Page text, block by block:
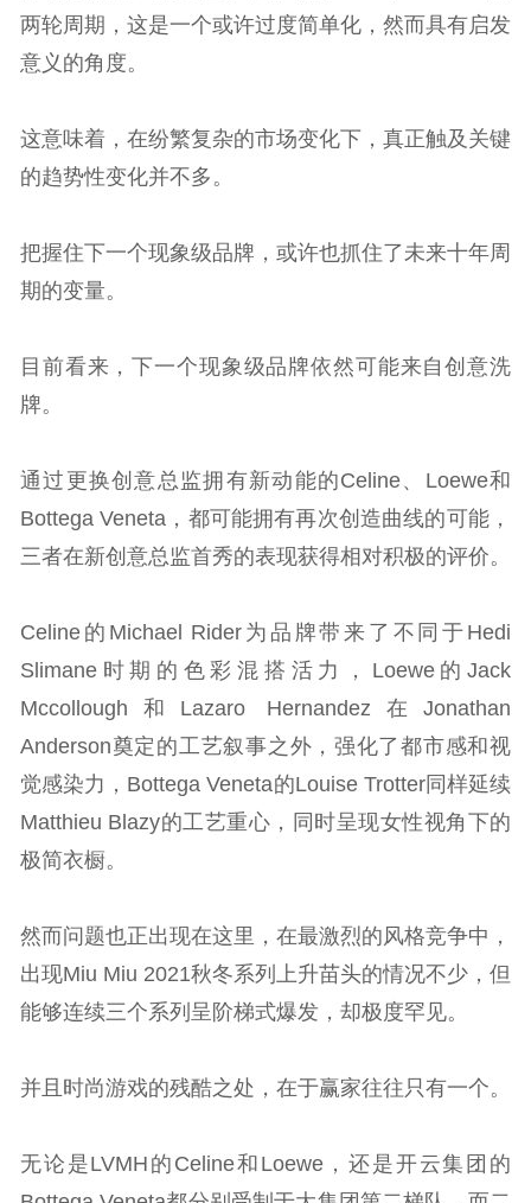
两轮周期，这是一个或许过度简单化，然而具有启发
意义的角度。
这意味着，在纷繁复杂的市场变化下，真正触及关键
的趋势性变化并不多。
把握住下一个现象级品牌，或许也抓住了未来十年周
期的变量。
目前看来，下一个现象级品牌依然可能来自创意洗
牌。
通过更换创意总监拥有新动能的Celine、Loewe和
Bottega Veneta，都可能拥有再次创造曲线的可能，
三者在新创意总监首秀的表现获得相对积极的评价。
Celine的Michael Rider为品牌带来了不同于Hedi
Slimane时期的色彩混搭活力，Loewe的Jack
Mccollough和Lazaro Hernandez在Jonathan
Anderson奠定的工艺叙事之外，强化了都市感和视
觉感染力，Bottega Veneta的Louise Trotter同样延续
Matthieu Blazy的工艺重心，同时呈现女性视角下的
极简衣橱。
然而问题也正出现在这里，在最激烈的风格竞争中，
出现Miu Miu 2021秋冬系列上升苗头的情况不少，但
能够连续三个系列呈阶梯式爆发，却极度罕见。
并且时尚游戏的残酷之处，在于赢家往往只有一个。
无论是LVMH的Celine和Loewe，还是开云集团的